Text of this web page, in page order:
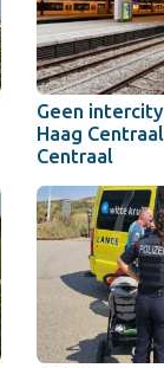
Geen
Haag
Centraal